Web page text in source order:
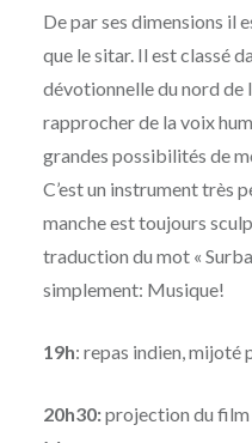
De par ses dimensions il
que le sitar. Il est classé
dévotionnelle du nord de
rapprocher de la voix
grandes possibilités de
C’est un instrument très
manche est toujours
traduction du mot «
simplement: Musique!
19h: repas indien, mijoté
20h30:projection du film